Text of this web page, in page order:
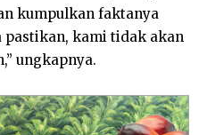
kumpulkan faktanya
pastikan, kami tidak akan
ungkapnya.